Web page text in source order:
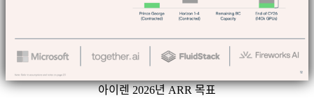
아이렌 2026년 ARR 목표